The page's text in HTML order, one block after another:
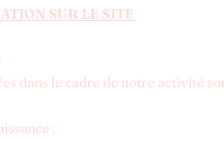
SUR LE SITE
dans le cadre de notre activité
;